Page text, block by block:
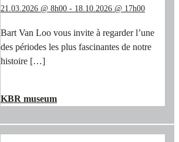
21.03.2026 @ 8h00 - 18.10.2026 @ 17h00
Bart Van Loo vous invite à regarder l’une
des périodes les plus fascinantes de notre
histoire […]
TRACES
KBR museum